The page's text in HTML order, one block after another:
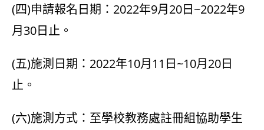
(四)申請報名日期：2022年9月20日~2022年9
月30日止。
(五)施測日期：2022年10月11日~10月20日
止。
(六)施測方式：至學校教務處註冊組協助學生